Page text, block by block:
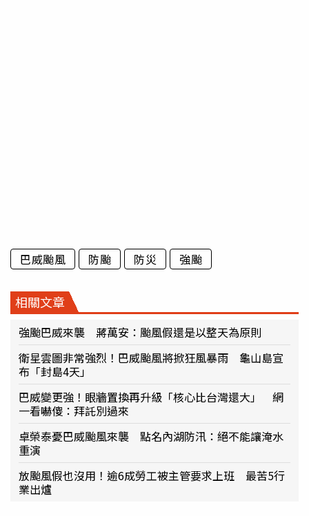
巴威颱風 防颱 防災 強颱
相關文章
強颱巴威來襲 蔣萬安：颱風假還是以整天為原則
衛星雲圖非常強烈！巴威颱風將掀狂風暴雨 龜山島宣
布「封島4天」
巴威變更強！眼牆置換再升級「核心比台灣還大」 網
一看嚇傻：拜託別過來
卓榮泰憂巴威颱風來襲 點名內湖防汛：絕不能讓淹水
重演
放颱風假也沒用！逾6成勞工被主管要求上班 最苦5行
業出爐